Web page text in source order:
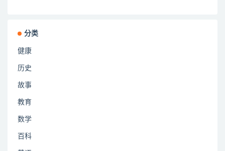
分类
健康
历史
故事
教育
数学
百科